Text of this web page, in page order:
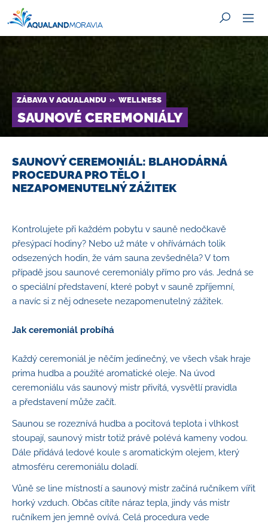
ZÁBAVA V AQUALANDU WELLNESS
SAUNOVÉ CEREMONIÁLY
SAUNOVÝ CEREMONIÁL: BLAHODÁRNÁ
PROCEDURA PRO TĚLO I
NEZAPOMENUTELNÝ ZÁŽITEK
Kontrolujete při každém pobytu v sauně nedočkavě
přesýpací hodiny? Nebo už máte v ohřívárnách tolik
odsezených hodin, že vám sauna zevšedněla? V tom
případě jsou saunové ceremoniály přímo pro vás. Jedná se
o speciální představení, které pobyt v sauně zpříjemní,
a navíc si z něj odnesete nezapomenutelný zážitek.
Jak ceremoniál probíhá
Každý ceremoniál je něčím jedinečný, ve všech však hraje
prima hudba a použité aromatické oleje. Na úvod
ceremoniálu vás saunový mistr přivítá, vysvětlí pravidla
a představení může začít.
Saunou se rozeznívá hudba a pocitová teplota i vlhkost
stoupají, saunový mistr totiž právě polévá kameny vodou.
Dále přidává ledové koule s aromatickým olejem, který
atmosféru ceremoniálu doladí.
Vůně se line místností a saunový mistr začíná ručníkem vířit
horký vzduch. Občas cítíte náraz tepla, jindy vás mistr
ručníkem jen jemně ovívá. Celá procedura vede